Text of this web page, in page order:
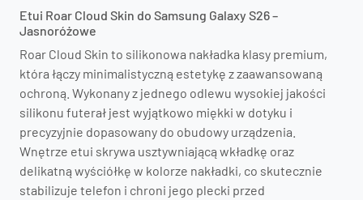
Etui Roar Cloud Skin do Samsung Galaxy S26 –
Jasnoróżowe
Roar Cloud Skin to silikonowa nakładka klasy premium,
która łączy minimalistyczną estetykę z zaawansowaną
ochroną. Wykonany z jednego odlewu wysokiej jakości
silikonu futerał jest wyjątkowo miękki w dotyku i
precyzyjnie dopasowany do obudowy urządzenia.
Wnętrze etui skrywa usztywniającą wkładkę oraz
delikatną wyściółkę w kolorze nakładki, co skutecznie
stabilizuje telefon i chroni jego plecki przed